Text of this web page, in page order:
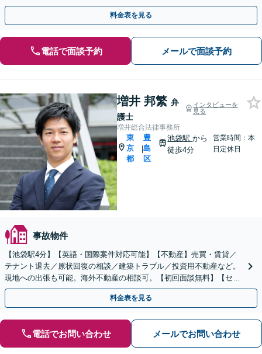
袋駅5分】
料金表を見る
電話で面談予約 メールで面談予約
増井 邦繁 弁
護士
インタビューを
見る
増井総合法律事務所
東
京
都
|
豊
島
区
池袋駅から
徒歩4分
営業時間：本
日定休日
事故物件
【池袋駅4分】【英語・国際案件対応可能】【不動産】売買・賃貸／
テナント退去／原状回復の相談／建築トラブル／投資用不動産など。
現地への出張も可能。海外不動産の相談可。【初回面談無料】【セミ
ナー・論文掲載・留学経験あり】
料金表を見る
電話でお問い合わせ メールでお問い合わせ